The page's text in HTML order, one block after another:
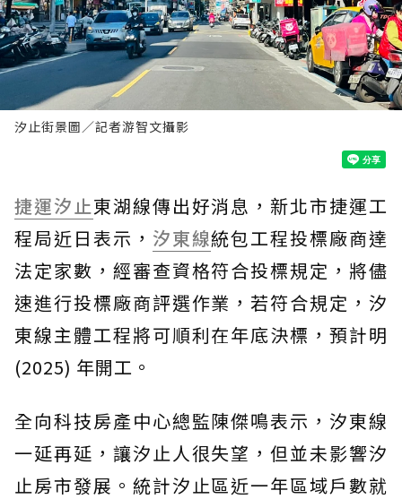
汐止街景圖／記者游智文攝影
捷運汐止東湖線傳出好消息，新北市捷運工
程局近日表示， 汐東線統包工程投標廠商達
法定家數，經審查資格符合投標規定，將儘
速進行投標廠商評選作業，若符合規定，汐
東線主體工程將可順利在年底決標，預計明
(2025) 年開工。
全向科技房產中心總監陳傑鳴表示，汐東線
一延再延，讓汐止人很失望，但並未影響汐
止房市發展。統計汐止區近一年區域戶數就